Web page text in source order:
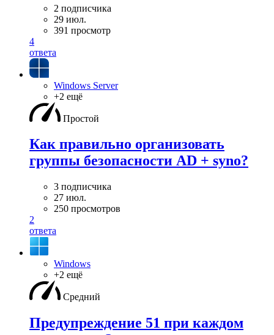
2 подписчика
29 июл.
391 просмотр
4
ответа
Windows Server
+2 ещё
Простой
Как правильно организовать
группы безопасности AD + syno?
3 подписчика
27 июл.
250 просмотров
2
ответа
Windows
+2 ещё
Средний
Предупреждение 51 при каждом